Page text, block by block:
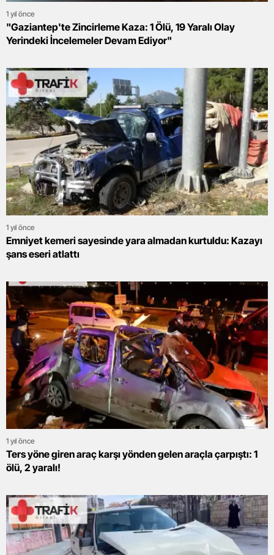
1 yıl önce
"Gaziantep'te Zincirleme Kaza: 1 Ölü, 19 Yaralı Olay
Yerindeki İncelemeler Devam Ediyor"
1 yıl önce
Emniyet kemeri sayesinde yara almadan kurtuldu: Kazayı
şans eseri atlattı
1 yıl önce
Ters yöne giren araç karşı yönden gelen araçla çarpıştı: 1
ölü, 2 yaralı!